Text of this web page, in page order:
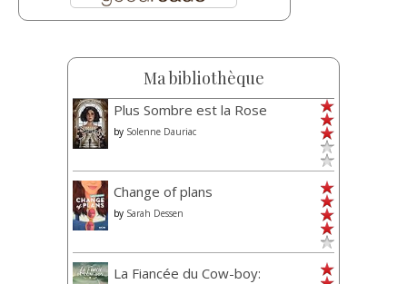
Ma bibliothèque
Plus Sombre est la Rose
by Solenne Dauriac
Change of plans
by Sarah Dessen
La Fiancée du Cow-boy: